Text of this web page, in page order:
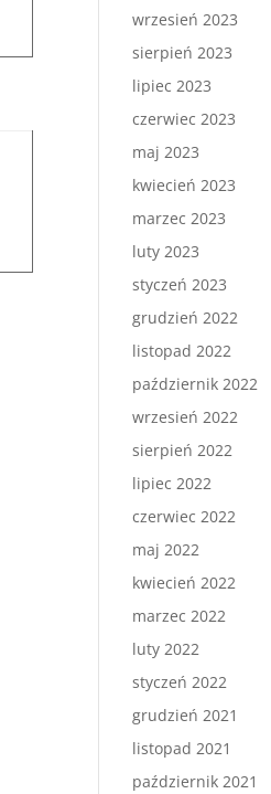
wrzesień 2023
sierpień 2023
lipiec 2023
czerwiec 2023
maj 2023
kwiecień 2023
marzec 2023
luty 2023
styczeń 2023
grudzień 2022
listopad 2022
październik 2022
wrzesień 2022
sierpień 2022
lipiec 2022
czerwiec 2022
maj 2022
kwiecień 2022
marzec 2022
luty 2022
styczeń 2022
grudzień 2021
listopad 2021
październik 2021